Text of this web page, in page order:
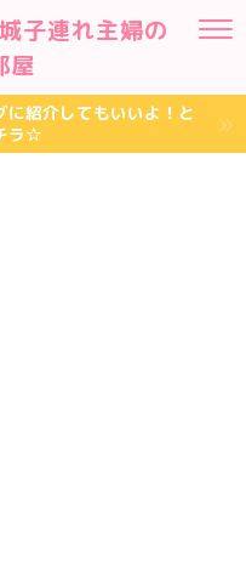
子連れ主婦の
屋
紹介してもいいよ！と
ラ☆